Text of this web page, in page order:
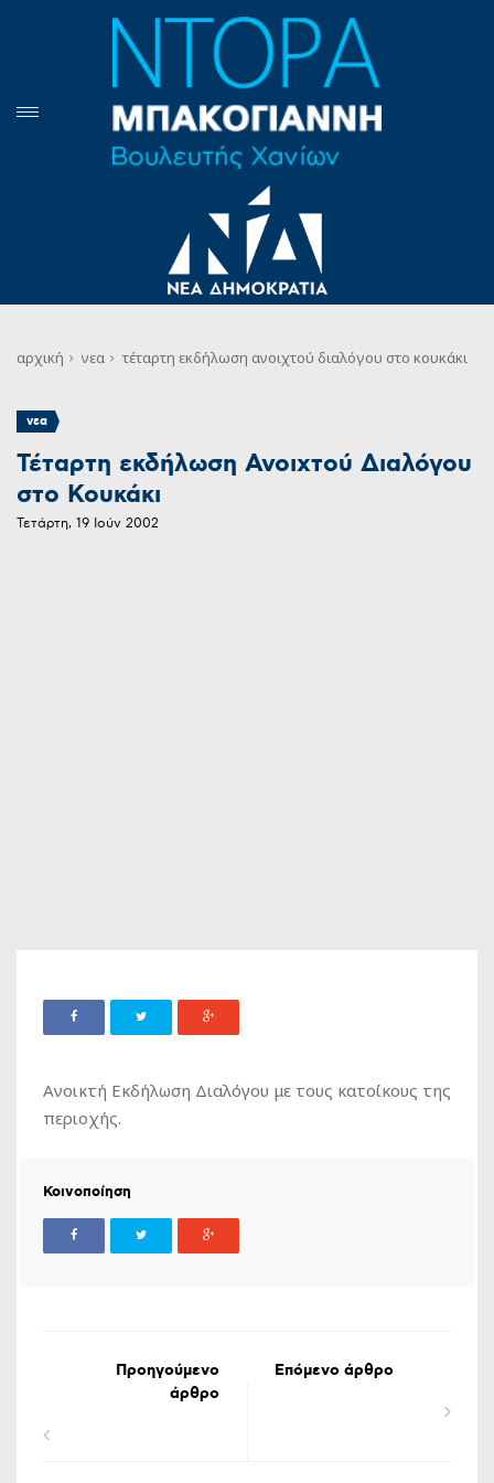
αρχική νεα τέταρτη εκδήλωση ανοιχτού διαλόγου στο κουκάκι
νεα
Τέταρτη εκδήλωση Ανοιχτού Διαλόγου
στο Κουκάκι
Τετάρτη, 19 Ιούν 2002
Ανοικτή Εκδήλωση Διαλόγου με τους κατοίκους της
περιοχής.
Κοινοποίηση
Προηγούμενο
άρθρο
Επόμενο άρθρο